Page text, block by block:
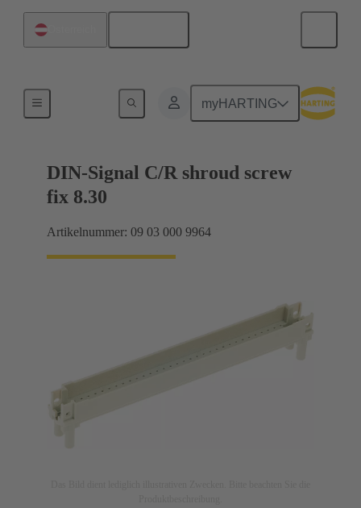
myHARTING
Motherboard-to-Daughtercard Verbindungen
DIN-Signal C/R shroud screw
fix 8.30
Artikelnummer: 09 03 000 9964